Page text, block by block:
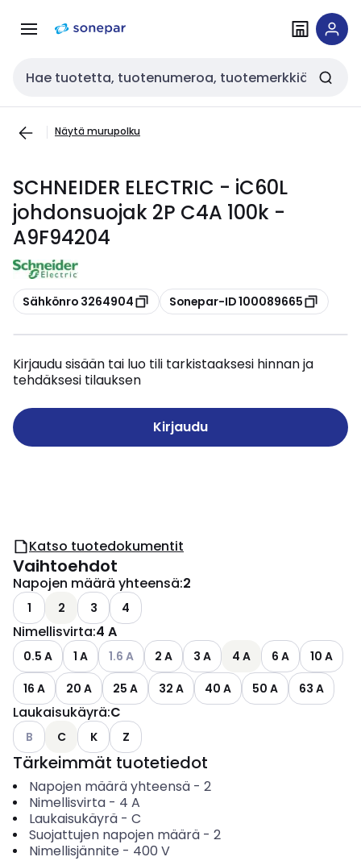
navigointiinsisältöön
Haku
Näytä murupolku
SCHNEIDER ELECTRIC - iC60L
johdonsuojak 2P C4A 100k -
A9F94204
Kopioi
Sähkönro 3264904 Kopioi
Sonepar-ID 100089665
Kirjaudu sisään tai luo tili tarkistaaksesi hinnan ja
tehdäksesi tilauksen
Kirjaudu
Katso tuotedokumentit
Vaihtoehdot
Napojen määrä yhteensä:2
1 2 3 4
Nimellisvirta:4 A
0.5 A 1 A Katso käytettävissä olevat vaihtoehdot
1.6 A 2 A 3 A 4 A 6 A
10 A
16 A
20 A 25 A 32 A 40 A 50 A 63 A
Laukaisukäyrä:C
Katso käytettävissä olevat vaihtoehdot
B C K Z
Tärkeimmät tuotetiedot
Napojen määrä yhteensä- 2
Nimellisvirta- 4 A
Laukaisukäyrä- C
Suojattujen napojen määrä- 2
Nimellisjännite - 400 V